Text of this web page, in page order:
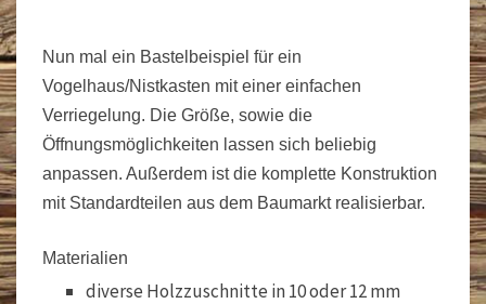
Nun mal ein Bastelbeispiel für ein
Vogelhaus/Nistkasten mit einer einfachen
Verriegelung. Die Größe, sowie die
Öffnungsmöglichkeiten lassen sich beliebig
anpassen. Außerdem ist die komplette Konstruktion
mit Standardteilen aus dem Baumarkt realisierbar.
Materialien
diverse Holzzuschnitte in 10 oder 12 mm